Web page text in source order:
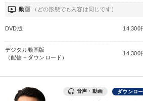
ondemand_video 動画 （どの形態でも内容は同じです）
DVD版 14,300
デジタル動画版
（配信＋ダウンロード）
14,300
音声・動画 ダウンロ